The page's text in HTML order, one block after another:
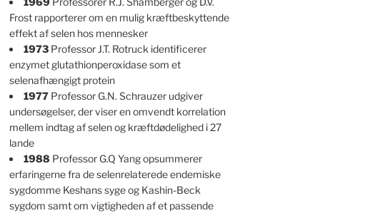
Frost rapporterer om en mulig kræftbeskyttende
effekt af selen hos mennesker
1973Professor J.T. Rotruck identificerer
enzymet glutathionperoxidase som et
selenafhængigt protein
1977Professor G.N. Schrauzer udgiver
undersøgelser, der viser en omvendt korrelation
mellem indtag af selen og kræftdødelighed i 27
lande
1988 Professor G.Q Yang opsummerer
erfaringerne fra de selenrelaterede endemiske
sygdomme Keshans syge og Kashin-Beck
sygdom samt om vigtigheden af et passende